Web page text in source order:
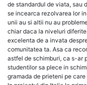
de standardul de viata, sau
se incearca rezolvarea lor
unii au si altii nu au
chiar daca la niveluri
excelenta de a invata
comunitatea ta. Asa ca
astfel de schimburi, ca s-ar
studentilor sa plece in
gramada de prieteni pe